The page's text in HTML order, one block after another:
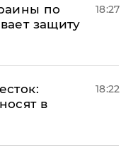
по
защиту
18:27
в
18:22